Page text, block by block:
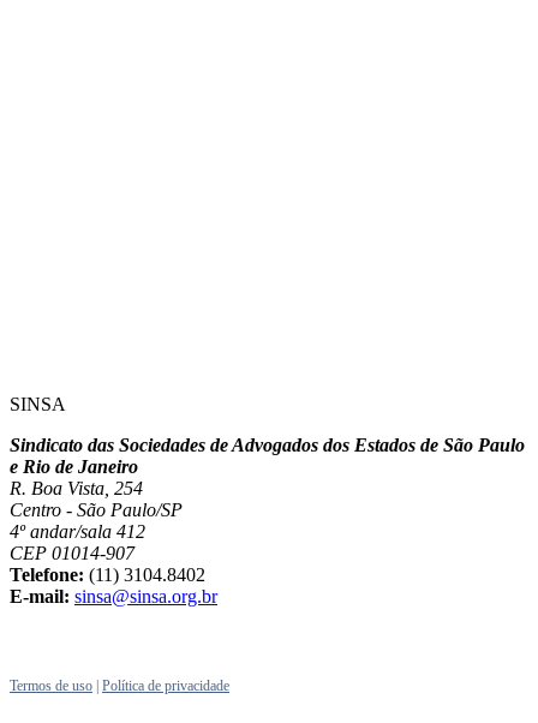
SINSA
Sindicato das Sociedades de Advogados dos Estados de São Paulo
e Rio de Janeiro
R. Boa Vista, 254
Centro - São Paulo/SP
4º andar/sala 412
CEP 01014-907
Telefone: (11) 3104.8402
E-mail: sinsa@sinsa.org.br
Termos de uso Política de privacidade